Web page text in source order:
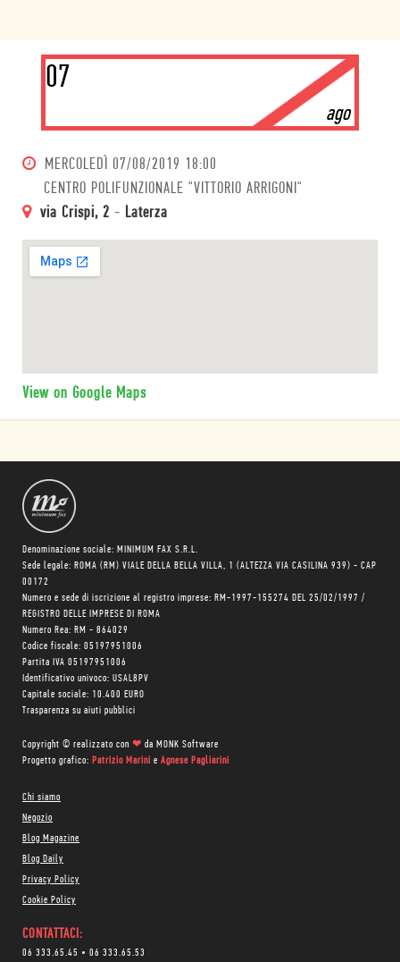
07
ago
MERCOLEDÌ 07/08/2019 18:00
CENTRO POLIFUNZIONALE "VITTORIO ARRIGONI"
via Crispi, 2 - Laterza
View on Google Maps
Denominazione sociale: MINIMUM FAX S.R.L.
Sede legale: ROMA (RM) VIALE DELLA BELLA VILLA, 1 (ALTEZZA VIA CASILINA 939) - CAP
00172
Numero e sede di iscrizione al registro imprese: RM-1997-155274 DEL 25/02/1997 /
REGISTRO DELLE IMPRESE DI ROMA
Numero Rea: RM - 864029
Codice fiscale: 05197951006
Partita IVA 05197951006
Identificativo univoco: USAL8PV
Capitale sociale: 10.400 EURO
Trasparenza su aiuti pubblici
Copyright © realizzato con ❤ da MONK Software
Progetto grafico: Patrizio Marini e Agnese Pagliarini
Chi siamo
Negozio
Blog Magazine
Blog Daily
Privacy Policy
Cookie Policy
CONTATTACI:
06 333.65.45 • 06 333.65.53